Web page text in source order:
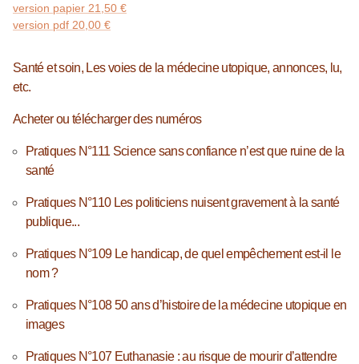
version papier 21,50 €
version pdf 20,00 €
Santé et soin, Les voies de la médecine utopique, annonces, lu,
etc.
Acheter ou télécharger des numéros
Pratiques N°111 Science sans confiance n’est que ruine de la
santé
Pratiques N°110 Les politiciens nuisent gravement à la santé
publique...
Pratiques N°109 Le handicap, de quel empêchement est-il le
nom ?
Pratiques N°108 50 ans d’histoire de la médecine utopique en
images
Pratiques N°107 Euthanasie : au risque de mourir d’attendre